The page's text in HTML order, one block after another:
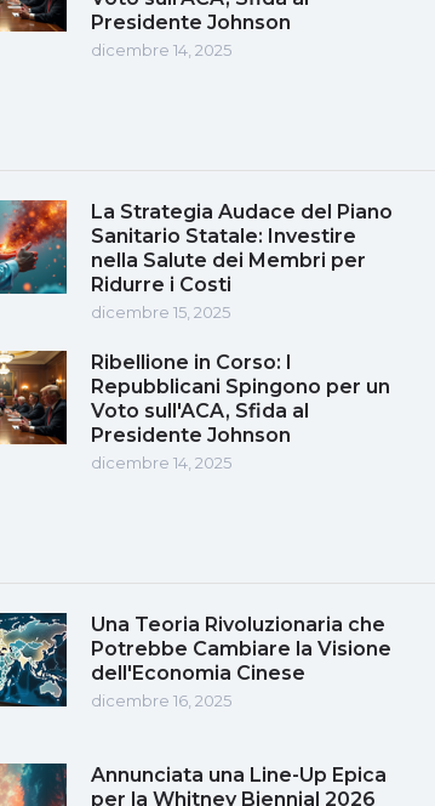
Presidente Johnson
dicembre 14, 2025
La Strategia Audace del Piano
Sanitario Statale: Investire
nella Salute dei Membri per
Ridurre i Costi
dicembre 15, 2025
Ribellione in Corso: I
Repubblicani Spingono per un
Voto sull'ACA, Sfida al
Presidente Johnson
dicembre 14, 2025
Una Teoria Rivoluzionaria che
Potrebbe Cambiare la Visione
dell'Economia Cinese
dicembre 16, 2025
Annunciata una Line-Up Epica
per la Whitney Biennial 2026